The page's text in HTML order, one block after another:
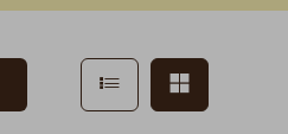
Afficher en mode